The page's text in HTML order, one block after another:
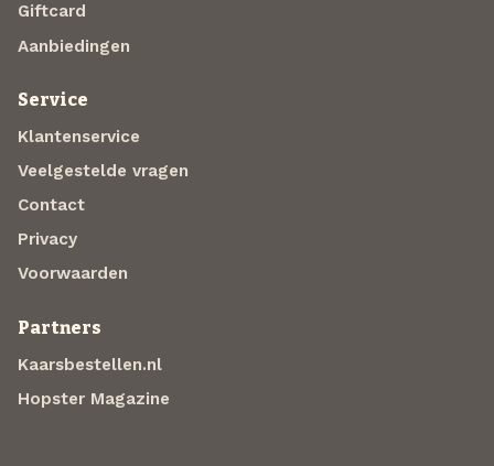
Giftcard
Aanbiedingen
Service
Klantenservice
Veelgestelde vragen
Contact
Privacy
Voorwaarden
Partners
Kaarsbestellen.nl
Hopster Magazine